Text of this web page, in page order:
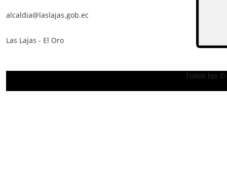
alcaldia@laslajas.gob.ec
Las Lajas - El Oro
Todos los ©